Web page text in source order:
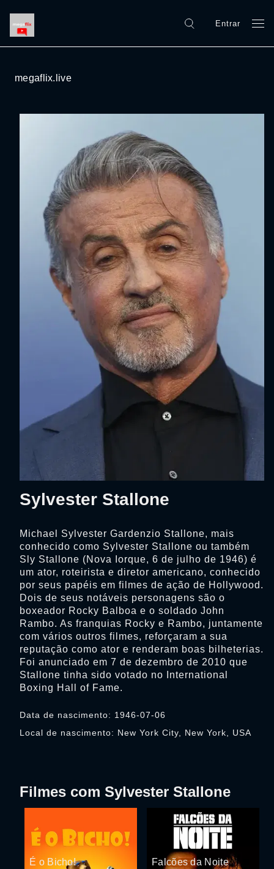
Entrar
megaflix.live
Sylvester Stallone
Data de nascimento: 1946-07-06
Local de nascimento: New York City, New York, USA
Michael Sylvester Gardenzio Stallone, mais
conhecido como Sylvester Stallone ou também
Sly Stallone (Nova Iorque, 6 de julho de 1946) é
um ator, roteirista e diretor americano, conhecido
por seus papéis em filmes de ação de Hollywood.
Dois de seus notáveis personagens são o
boxeador Rocky Balboa e o soldado John
Rambo. As franquias Rocky e Rambo, juntamente
com vários outros filmes, reforçaram a sua
reputação como ator e renderam boas bilheterias.
Foi anunciado em 7 de dezembro de 2010 que
Stallone tinha sido votado no International
Boxing Hall of Fame.
Filmes com Sylvester Stallone
É o Bicho! Falcões da Noite